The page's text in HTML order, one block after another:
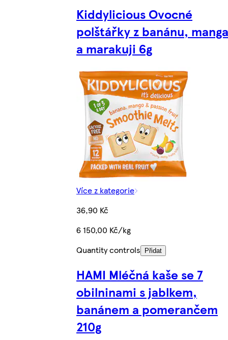
Kiddylicious Ovocné
polštářky z banánu, manga
a marakuji 6g
Více z kategorie
36,90 Kč
6 150,00 Kč/kg
Quantity controls
Přidat
HAMI Mléčná kaše se 7
obilninami s jablkem,
banánem a pomerančem
210g